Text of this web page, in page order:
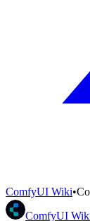
ComfyUI Wiki•
ComfyUI